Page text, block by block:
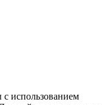
использованием